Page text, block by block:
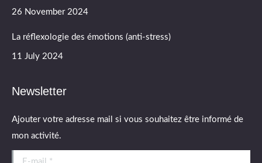
26 November 2024
La réflexologie des émotions (anti-stress)
11 July 2024
Newsletter
Ajouter votre adresse mail si vous souhaitez être informé de
mon activité.
E-mail *